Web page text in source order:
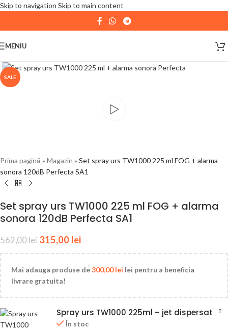
Skip to navigation Skip to main content
| 📦 Program livrari|In perioada11 August - 18
August,
expediate. Va multumim pentru intelegere!
MENIU
SALE
Prima pagină » Magazin » Set spray urs TW1000 225 ml FOG + alarma
sonora 120dB Perfecta SA1
Set spray urs TW1000 225 ml FOG + alarma
sonora 120dB Perfecta SA1
562,00lei 315,00 lei
Mai adauga produse de300,00lei lei pentru a beneficia
livrare gratuita!
Spray urs TW1000 225ml – jet dispersat
În stoc